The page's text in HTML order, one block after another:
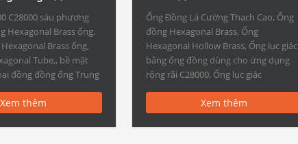
C28000 sáu phương
Hexagonal Brass ống,
Brass ống,
Tube,, bề mặt
đồng đồng ống Trung
Ống đồng
Pipe Tính năng: Đồng
thường là hợp kim
Xem thêm
Ống Đồng Lá Cường Thạch Cao, Ống
đồng Hexagonal Brass, Ống
Hexagonal Hollow Brass, Ống lục giác
bằng ống đồng dùng cho ứng dụng
rộng rãi C28000, Ống lục giác
xuất, Mặt phẳng mịn C21000 ống
đồng loại lục giác C3740 Ống Đồng Lá
Cường Thạch Cao Ống vát […]
Xem thêm